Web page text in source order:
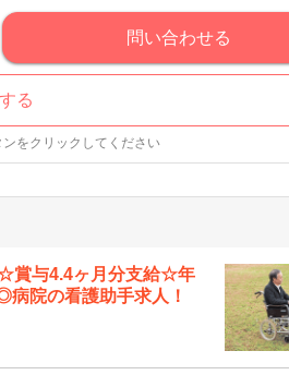
問い合わせる
る
をクリックしてください
☆賞与4.4ヶ月分支給☆年
院の看護助手求人！